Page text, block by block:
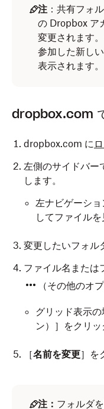
注 ：共有フォ
の Dropbox ア
変更されます
参加した新し
表示されます。
dropbox.com
dropbox.com に
左側のサイドバー
します。
左ナビゲーシ
してファイルを
変更したいフォル
ファイル名または
（その他のオ
グリッド表示
ン）］をクリッ
［名前を変更］を
注： フォルダ